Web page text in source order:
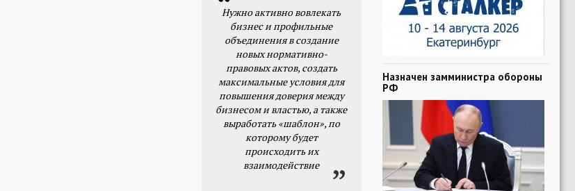
Нужно активно вовлекать
бизнес и профильные
объединения в создание
новых нормативно-
правовых актов, создать
максимальные условия для
повышения доверия между
бизнесом и властью, а также
выработать «шаблон», по
которому будет
происходить их
взаимодействие
Назначен замминистра обороны
РФ